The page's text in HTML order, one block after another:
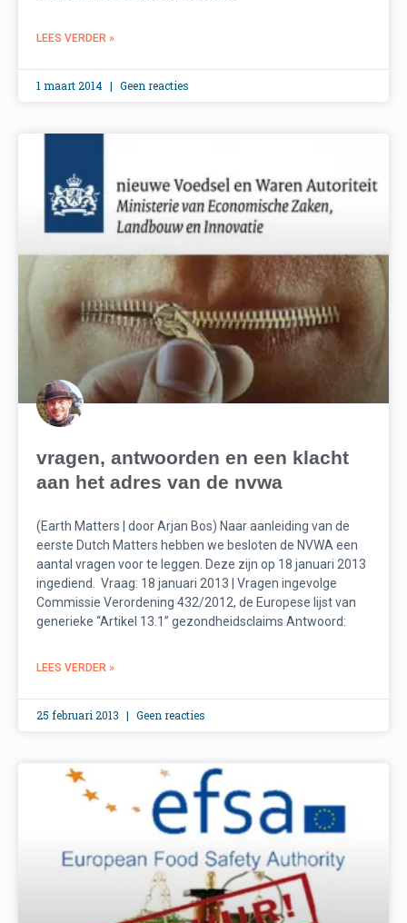
LEES VERDER »
1 maart 2014 Geen reacties
vragen, antwoorden en een klacht
aan het adres van de nvwa
(Earth Matters | door Arjan Bos) Naar aanleiding van de
eerste Dutch Matters hebben we besloten de NVWA een
aantal vragen voor te leggen. Deze zijn op 18 januari 2013
ingediend. Vraag: 18 januari 2013 | Vragen ingevolge
Commissie Verordening 432/2012, de Europese lijst van
generieke “Artikel 13.1” gezondheidsclaims Antwoord:
LEES VERDER »
25 februari 2013 Geen reacties